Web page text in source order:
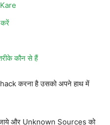
कौन से हैं
करना है उसको अपने हाथ में
और Unknown Sources को